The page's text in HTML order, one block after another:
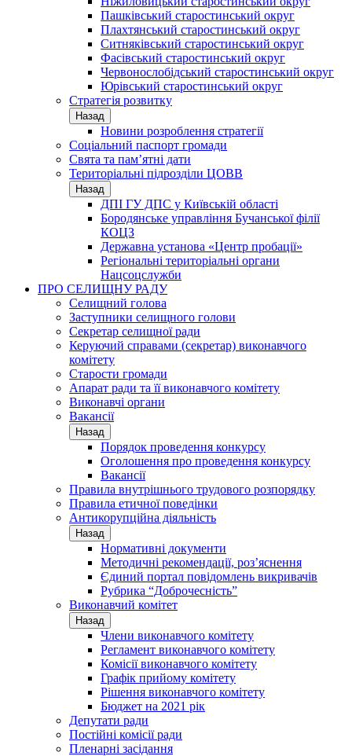
Пашківський старостинський округ
Плахтянський старостинський округ
Ситняківський старостинський округ
Фасівський старостинський округ
Червонослобідський старостинський округ
Юрівський старостинський округ
Стратегія розвитку
Назад
Новини розроблення стратегії
Соціальний паспорт громади
Свята та пам’ятні дати
Територіальні підрозділи ЦОВВ
Назад
ДПІ ГУ ДПС у Київській області
Бородянське управління Бучанської філії
КОЦЗ
Державна установа «Центр пробації»
Регіональні територіальні органи
Нацсоцслужби
ПРО СЕЛИЩНУ РАДУ
Селищний голова
Заступники селищного голови
Секретар селищної ради
Керуючий справами (секретар) виконавчого
комітету
Старости громади
Апарат ради та її виконавчого комітету
Виконавчі органи
Вакансії
Назад
Порядок проведення конкурсу
Оголошення про проведення конкурсу
Вакансії
Правила внутрішнього трудового розпорядку
Правила етичної поведінки
Антикорупційна діяльність
Назад
Нормативні документи
Методичні рекомендації, роз’яснення
Єдиний портал повідомлень викривачів
Рубрика “Доброчесність”
Виконавчий комітет
Назад
Члени виконавчого комітету
Регламент виконавчого комітету
Комісії виконавчого комітету
Графік прийому комітету
Рішення виконавчого комітету
Бюджет на 2021 рік
Депутати ради
Постійні комісії ради
Пленарні засідання